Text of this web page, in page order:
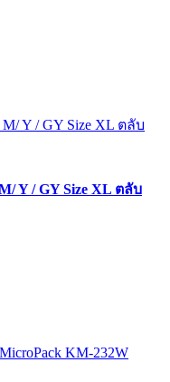
Y / GY Size XL ตลับ